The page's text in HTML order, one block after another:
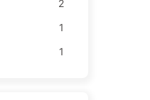
2
1
1